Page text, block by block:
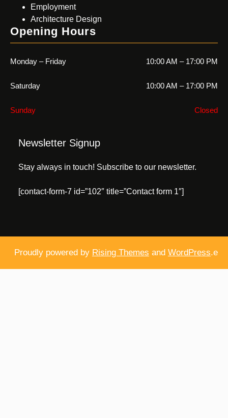
Employment
Architecture Design
Opening Hours
Monday – Friday 10:00 AM – 17:00 PM
Saturday 10:00 AM – 17:00 PM
Sunday Closed
Newsletter Signup
Stay always in touch! Subscribe to our newsletter.
[contact-form-7 id=”102″ title=”Contact form 1″]
Proudly powered by Rising Themes and WordPress.e